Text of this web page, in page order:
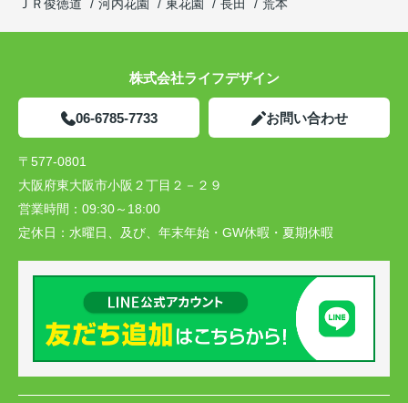
ＪＲ俊徳道
河内花園 東花園 長田 荒本
株式会社ライフデザイン
06-6785-7733 お問い合わせ
〒577-0801
大阪府東大阪市小阪２丁目２－２９
営業時間： 09:30～18:00
定休日： 水曜日、及び、年末年始・GW休暇・夏期休暇